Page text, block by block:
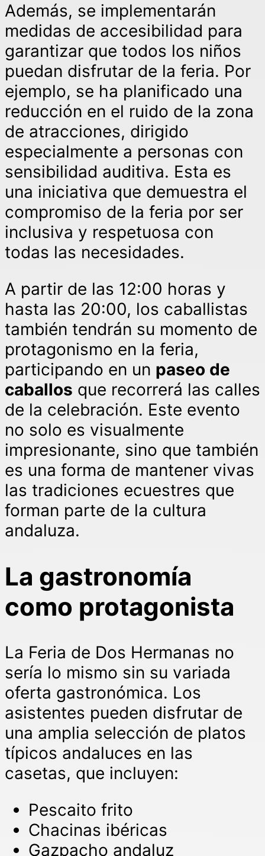
Además, se implementarán
medidas de accesibilidad para
garantizar que todos los niños
puedan disfrutar de la feria. Por
ejemplo, se ha planificado una
reducción en el ruido de la zona
de atracciones, dirigido
especialmente a personas con
sensibilidad auditiva. Esta es
una iniciativa que demuestra el
compromiso de la feria por ser
inclusiva y respetuosa con
todas las necesidades.
A partir de las 12:00 horas y
hasta las 20:00, los caballistas
también tendrán su momento de
protagonismo en la feria,
participando en un paseo de
caballos que recorrerá las calles
de la celebración. Este evento
no solo es visualmente
impresionante, sino que también
es una forma de mantener vivas
las tradiciones ecuestres que
forman parte de la cultura
andaluza.
La gastronomía
como protagonista
La Feria de Dos Hermanas no
sería lo mismo sin su variada
oferta gastronómica. Los
asistentes pueden disfrutar de
una amplia selección de platos
típicos andaluces en las
casetas, que incluyen:
Pescaito frito
Chacinas ibéricas
Gazpacho andaluz